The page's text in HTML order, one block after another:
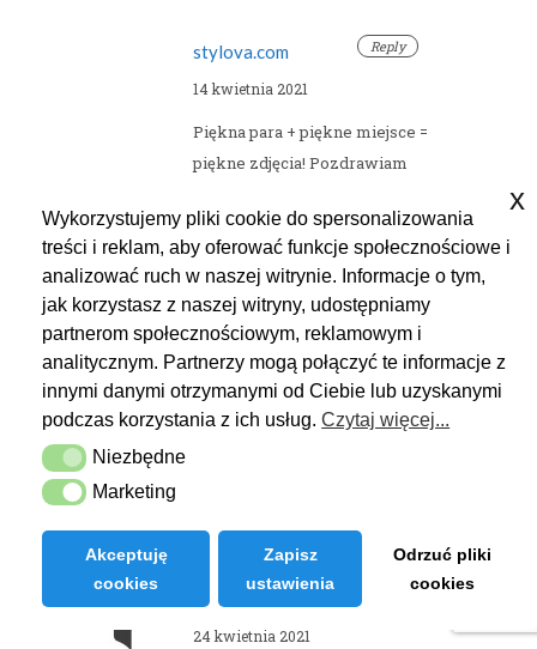
Wykorzystujemy pliki cookie do spersonalizowania
treści i reklam, aby oferować funkcje społecznościowe i
analizować ruch w naszej witrynie. Informacje o tym,
jak korzystasz z naszej witryny, udostępniamy
partnerom społecznościowym, reklamowym i
analitycznym. Partnerzy mogą połączyć te informacje z
innymi danymi otrzymanymi od Ciebie lub uzyskanymi
podczas korzystania z ich usług.Czytaj więcej...
NiezbędneNiezbędne
MarketingMarketing
Akceptuję
cookies
Zapisz
ustawienia
Odrzuć pliki
cookies
x
Reply
stylova.com
14 kwietnia 2021
Piękna para + piękne miejsce =
piękne zdjęcia! Pozdrawiam
Reply
agnieszka
15 kwietnia 2021
Dzięki :)! pozdr
Radek Kaźmierczak
24 kwietnia 2021